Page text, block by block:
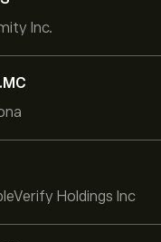
Inc.
Holdings Inc